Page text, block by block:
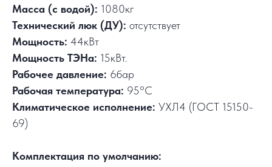
Масса (с водой): 1080кг
Технический люк (ДУ): отсутствует
Мощность: 44кВт
Мощность ТЭНа: 15кВт.
Рабочее давление: 6бар
Рабочая температура: 95°C
Климатическое исполнение: УХЛ4 (ГОСТ 15150-
69)
Комплектация по умолчанию: